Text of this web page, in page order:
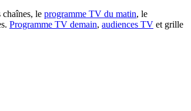
chaînes, le programme TV du matin, le
Programme TV demain, audiences TV et grille